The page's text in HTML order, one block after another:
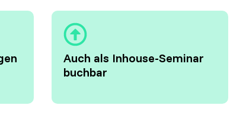
Auch als Inhouse-Seminar
buchbar